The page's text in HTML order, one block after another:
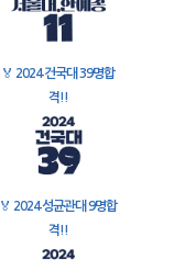
🏅 2024 건국대 39명합
격!!
🏅 2024 성균관대 9명합
격!!